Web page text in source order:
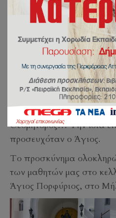
Χωρίς
Οι τελειόφοιτοι μαθητές
Εκπαιδευτηρίων της
Πειραιώς, αιτούμενοι
Πορφυρίου,
Μεταμορφώσεως του
Θεομήτορος… Την ίδια
προσευχόταν ο Άγιος.
Το προσκύνημα
των μαθητών μας στο
Άγιος Πορφύριος, στο